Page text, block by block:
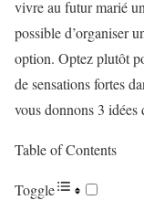
vivre au futur marié
possible d’organiser
option. Optez plutôt
de sensations fortes
vous donnons 3
Table of Contents
Toggle